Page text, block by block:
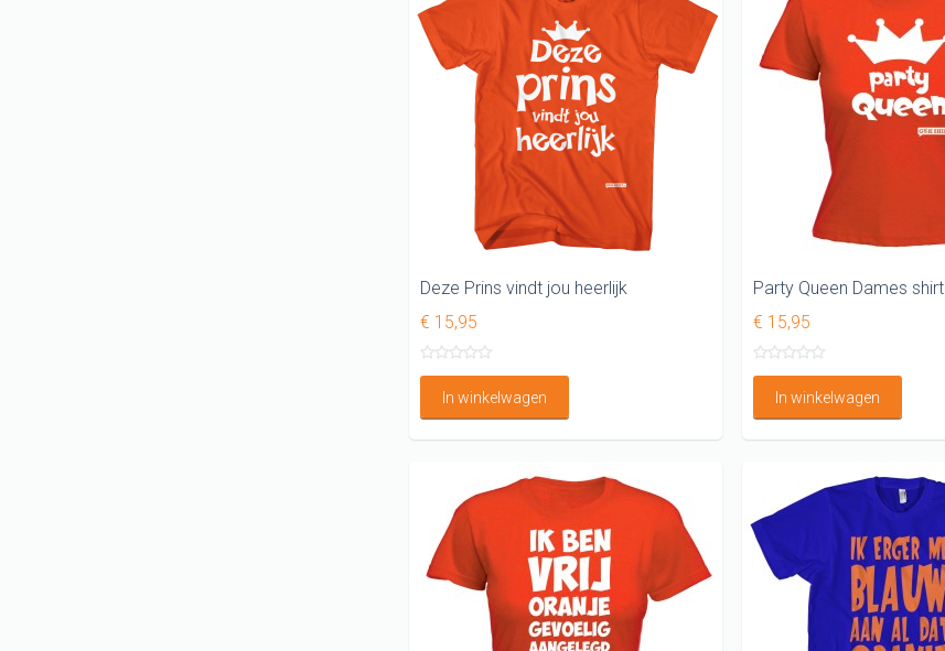
Deze Prins vindt jou heerlijk
€ 15,95
In winkelwagen
Party Queen Dames shirt
€ 15,95
In winkelwagen